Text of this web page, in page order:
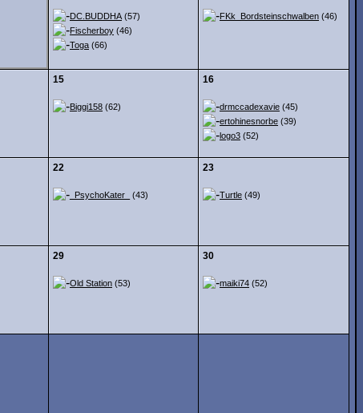
DC.BUDDHA (57)
Fischerboy (46)
Toga (66)
FKk_Bordsteinschwalben (46)
15
Biggi158 (62)
16
drmccadexavie (45)
ertohinesnorbe (39)
logo3 (52)
22
_PsychoKater_ (43)
23
Turtle (49)
29
Old Station (53)
30
maiki74 (52)